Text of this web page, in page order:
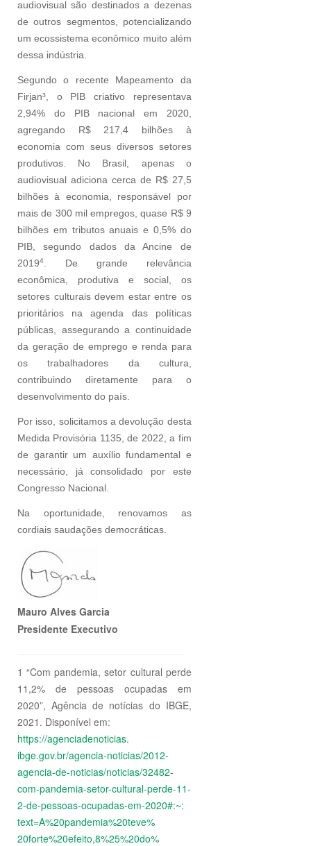
audiovisual são destinados a dezenas
de outros segmentos, potencializando
um ecossistema econômico muito além
dessa indústria.
Segundo o recente Mapeamento da
Firjan³, o PIB criativo representava
2,94% do PIB nacional em 2020,
agregando R$ 217,4 bilhões à
economia com seus diversos setores
produtivos. No Brasil, apenas o
audiovisual adiciona cerca de R$ 27,5
bilhões à economia, responsável por
mais de 300 mil empregos, quase R$ 9
bilhões em tributos anuais e 0,5% do
PIB, segundo dados da Ancine de
20194
. De grande relevância
econômica, produtiva e social, os
setores culturais devem estar entre os
prioritários na agenda das políticas
públicas, assegurando a continuidade
da geração de emprego e renda para
os trabalhadores da cultura,
contribuindo diretamente para o
desenvolvimento do país.
Por isso, solicitamos a devolução desta
Medida Provisória 1135, de 2022, a fim
de garantir um auxílio fundamental e
necessário, já consolidado por este
Congresso Nacional.
Na oportunidade, renovamos as
cordiais saudações democráticas.
Mauro Alves Garcia
Presidente Executivo
1 “Com pandemia, setor cultural perde
11,2% de pessoas ocupadas em
2020”, Agência de notícias do IBGE,
2021. Disponível em:
https://agenciadenoticias.
ibge.gov.br/agencia-noticias/2012-
agencia-de-noticias/noticias/32482-
com-pandemia-setor-cultural-perde-11-
2-de-pessoas-ocupadas-em-2020#:~:
text=A%20pandemia%20teve%
20forte%20efeito,8%25%20do%